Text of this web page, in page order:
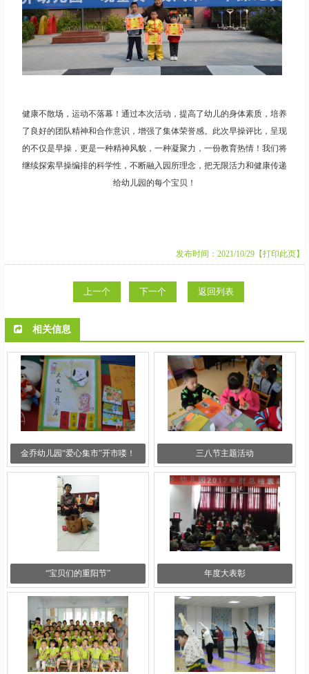
健康不散场，运动不落幕！通过本次活动，提高了幼儿的身体素质，培养
了良好的团队精神和合作意识，增强了集体荣誉感。此次早操评比，呈现
的不仅是早操，更是一种精神风貌，一种凝聚力，一份教育热情！我们将
继续探索早操编排的科学性，不断融入园所理念，把无限活力和健康传递
给幼儿园的每个宝贝！
发布时间：2021/10/29 【打印此页】
上一个 下一个 返回列表
相关信息
金乔幼儿园“爱心集市”开市喽！ 三八节主题活动
“宝贝们的重阳节” 年度大表彰